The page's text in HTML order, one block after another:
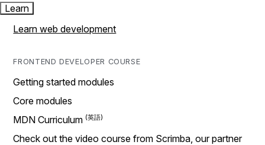
Learn
Learn web development
FRONTEND DEVELOPER COURSE
Getting started modules
Core modules
MDN Curriculum
Check out the video course from Scrimba, our partner